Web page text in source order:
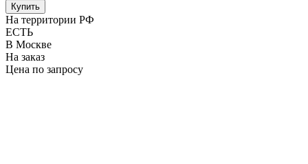
Купить
На территории РФ
ЕСТЬ
В Москве
На заказ
Цена по запросу